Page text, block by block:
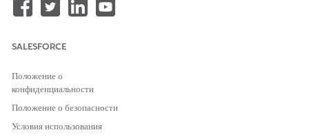
у сотрудника:
Сведения о конференц-зале: Сведения о конференц-зале,
Продолжительность встречи: Продолжительность
запланированной встречи.
SALESFORCE
Положение о
конфиденциальности
Положение о безопасности
Условия использования